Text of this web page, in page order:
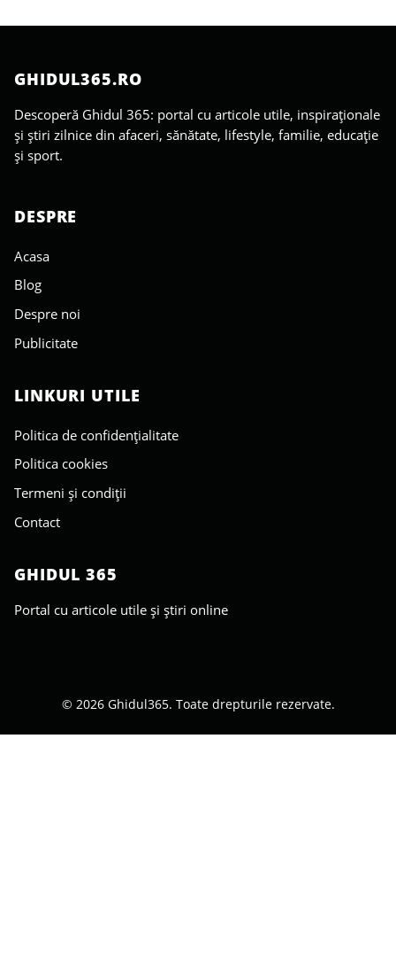
GHIDUL365.RO
Descoperă Ghidul 365: portal cu articole utile, inspiraționale
și știri zilnice din afaceri, sănătate, lifestyle, familie, educație
și sport.
DESPRE
Acasa
Blog
Despre noi
Publicitate
LINKURI UTILE
Politica de confidențialitate
Politica cookies
Termeni și condiții
Contact
GHIDUL 365
Portal cu articole utile și știri online
© 2026 Ghidul365. Toate drepturile rezervate.